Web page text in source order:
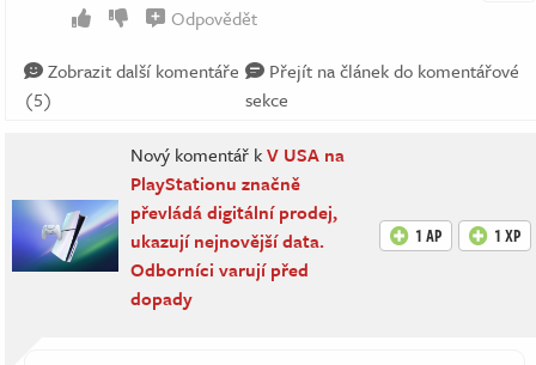
Odpovědět
Zobrazit další komentáře
(5)
Přejít na článek do komentářové
sekce
Nový komentář kV USA na
PlayStationu značně
převládá digitální prodej,
ukazují nejnovější data.
Odborníci varují před
dopady
1 AP 1 XP